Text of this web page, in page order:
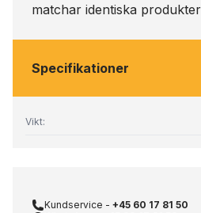
matchar identiska
Specifikationer
Vikt:
Kundservice - +45 60 17 81 50